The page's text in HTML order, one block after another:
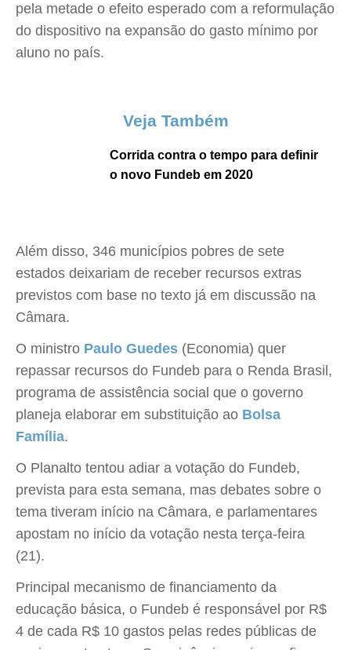
pela metade o efeito esperado com a reformulação
do dispositivo na expansão do gasto mínimo por
aluno no país.
Veja Também
Corrida contra o tempo para definir
o novo Fundeb em 2020
Além disso, 346 municípios pobres de sete
estados deixariam de receber recursos extras
previstos com base no texto já em discussão na
Câmara.
O ministro Paulo Guedes (Economia) quer
repassar recursos do Fundeb para o Renda Brasil,
programa de assistência social que o governo
planeja elaborar em substituição ao Bolsa
Família.
O Planalto tentou adiar a votação do Fundeb,
prevista para esta semana, mas debates sobre o
tema tiveram início na Câmara, e parlamentares
apostam no início da votação nesta terça-feira
(21).
Principal mecanismo de financiamento da
educação básica, o Fundeb é responsável por R$
4 de cada R$ 10 gastos pelas redes públicas de